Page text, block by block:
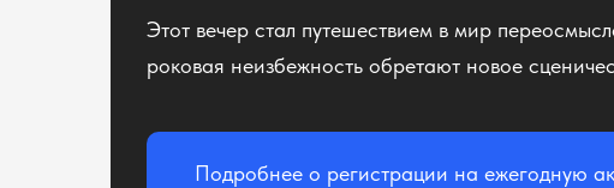
Этот вечер стал путешествием в мир
роковая неизбежность обретают новое
Подробнее о регистрации на ежегодную